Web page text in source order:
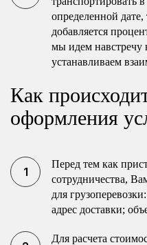
определенной
добавляется
мы идем
устанавливаем
Как
оформления
Перед тем как
сотрудничества,
для
адрес доставки;
Для расчета